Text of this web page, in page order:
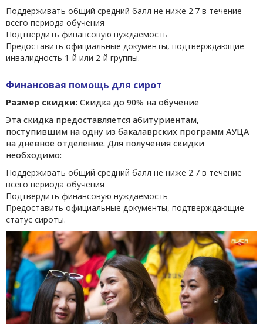
Поддерживать общий средний балл не ниже 2.7 в течение
всего периода обучения
Подтвердить финансовую нуждаемость
Предоставить официальные документы, подтверждающие
инвалидность 1-й или 2-й группы.
Финансовая помощь для сирот
Размер скидки: Скидка до 90% на обучение
Эта скидка предоставляется абитуриентам,
поступившим на одну из бакалаврских программ АУЦА
на дневное отделение. Для получения скидки
необходимо:
Поддерживать общий средний балл не ниже 2.7 в течение
всего периода обучения
Подтвердить финансовую нуждаемость
Предоставить официальные документы, подтверждающие
статус сироты.